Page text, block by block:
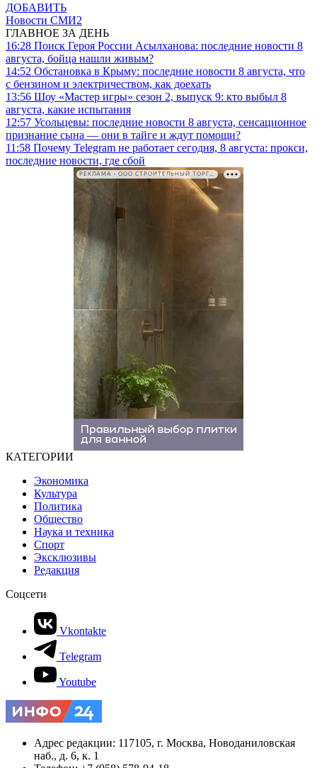
ДОБАВИТЬ
Новости СМИ2
ГЛАВНОЕ ЗА ДЕНЬ
16:28 Поиск Героя России Асылханова: последние новости 8
августа, бойца нашли живым?
14:52 Обстановка в Крыму: последние новости 8 августа, что
с бензином и электричеством, как доехать
13:56 Шоу «Мастер игры» сезон 2, выпуск 9: кто выбыл 8
августа, какие испытания
12:57 Усольцевы: последние новости 8 августа, сенсационное
признание сына — они в тайге и ждут помощи?
11:58 Почему Telegram не работает сегодня, 8 августа: прокси,
последние новости, где сбой
РЕКЛАМА • ООО СТРОИТЕЛЬНЫЙ ТОРГОВЫЙ ДОМ «ПЕТРОВИЧ». ИНН: 7802348846
КАТЕГОРИИ
Экономика
Культура
Политика
Общество
Наука и техника
Спорт
Эксклюзивы
Редакция
Соцсети
Vkontakte
Telegram
Youtube
Адрес редакции: 117105, г. Москва, Новоданиловская
наб., д. 6, к. 1